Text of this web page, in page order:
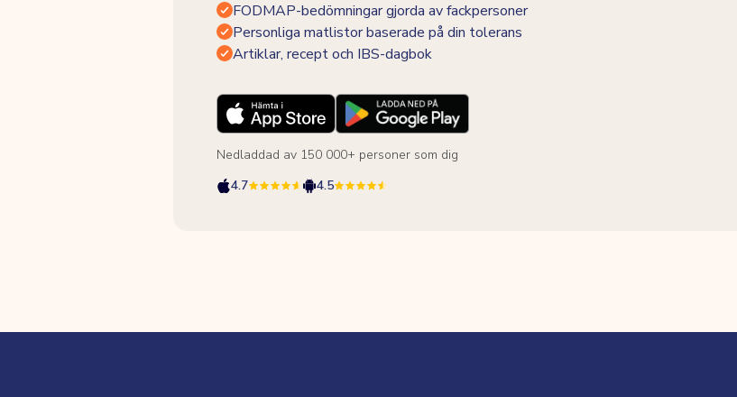
FODMAP-bedömningar gjorda av fackpersoner
Personliga matlistor baserade på din tolerans
Artiklar, recept och IBS-dagbok
Nedladdad av 150 000+ personer som dig
4.7
4.5